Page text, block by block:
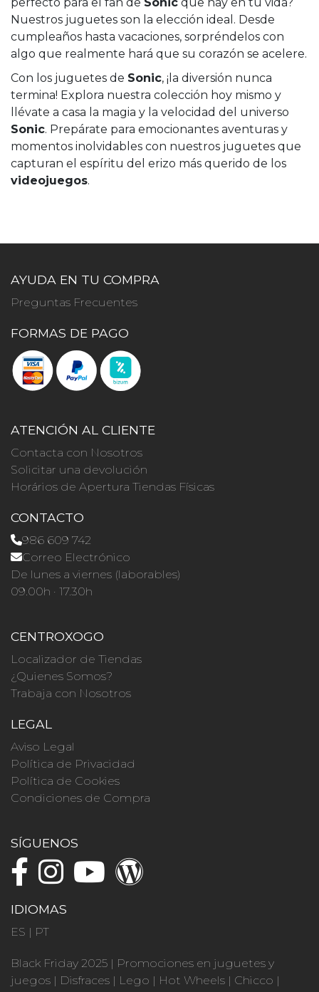
Nuestros juguetes son la elección ideal. Desde
cumpleaños hasta vacaciones, sorpréndelos con
algo que realmente hará que su corazón se acelere.
Con los juguetes de Sonic, ¡la diversión nunca
termina! Explora nuestra colección hoy mismo y
llévate a casa la magia y la velocidad del universo
Sonic. Prepárate para emocionantes aventuras y
momentos inolvidables con nuestros juguetes que
capturan el espíritu del erizo más querido de los
videojuegos.
AYUDA EN TU COMPRA
Preguntas Frecuentes
FORMAS DE PAGO
ATENCIÓN AL CLIENTE
Contacta con Nosotros
Solicitar una devolución
Horários de Apertura Tiendas Físicas
CONTACTO
986 609 742
Correo Electrónico
De lunes a viernes (laborables)
09.00h · 17.30h
CENTROXOGO
Localizador de Tiendas
¿Quienes Somos?
Trabaja con Nosotros
LEGAL
Aviso Legal
Política de Privacidad
Política de Cookies
Condiciones de Compra
SÍGUENOS
IDIOMAS
ES | PT
Black Friday 2025 | Promociones en juguetes y
juegos | Disfraces | Lego | Hot Wheels | Chicco |